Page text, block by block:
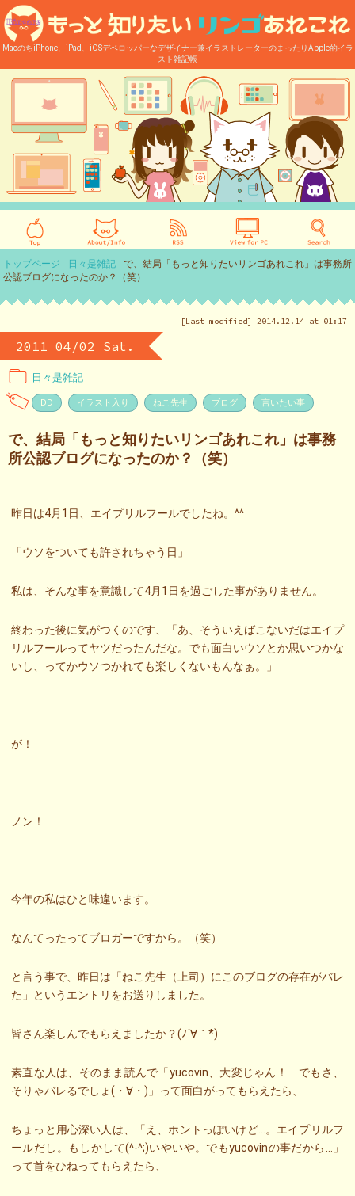
MacのちiPhone、iPad、iOSデベロッパーなデザイナー兼イラストレーターのまったりApple的イラ
スト雑記帳
トップページ 日々是雑記
で、結局「もっと知りたいリンゴあれこれ」は事務所
公認ブログになったのか？（笑）
[Last modified] 2014.12.14 at 01:17
2011 04/02 Sat.
日々是雑記
DD イラスト入り ねこ先生 ブログ 言いたい事
で、結局「もっと知りたいリンゴあれこれ」は事務
所公認ブログになったのか？（笑）
昨日は4月1日、エイプリルフールでしたね。^^
「ウソをついても許されちゃう日」
私は、そんな事を意識して4月1日を過ごした事がありません。
終わった後に気がつくのです、「あ、そういえばこないだはエイプ
リルフールってヤツだったんだな。でも面白いウソとか思いつかな
いし、ってかウソつかれても楽しくないもんなぁ。」
が！
ノン！
今年の私はひと味違います。
なんてったってブロガーですから。（笑）
と言う事で、昨日は「ねこ先生（上司）にこのブログの存在がバレ
た」というエントリをお送りしました。
皆さん楽しんでもらえましたか？(ﾉ´∀｀*)
素直な人は、そのまま読んで「yucovin、大変じゃん！ でもさ、
そりゃバレるでしょ(・∀・)」って面白がってもらえたら、
ちょっと用心深い人は、「え、ホントっぽいけど…。エイプリルフ
ールだし。もしかして(^-^;)いやいや。でもyucovinの事だから…」
って首をひねってもらえたら、